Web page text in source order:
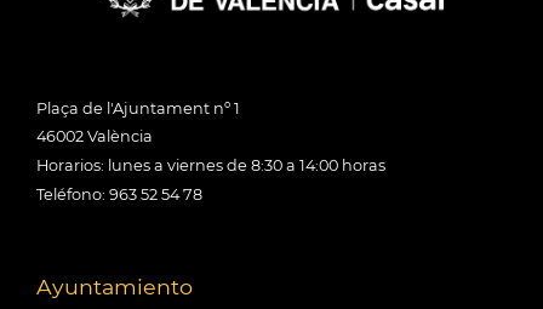
Plaça de l'Ajuntament nº 1
46002 València
Horarios: lunes a viernes de 8:30 a 14:00 horas
Teléfono: 963 52 54 78
Ayuntamiento